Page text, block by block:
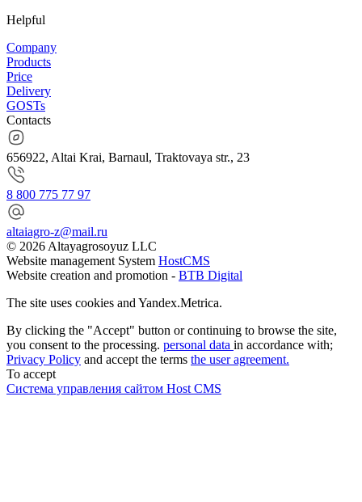
Helpful
Company
Products
Price
Delivery
GOSTs
Contacts
656922, Altai Krai, Barnaul, Traktovaya str., 23
8 800 775 77 97
altaiagro-z@mail.ru
© 2026 Altayagrosoyuz LLC
Website management System HostCMS
Website creation and promotion - BTB Digital
The site uses cookies and Yandex.Metrica.
By clicking the "Accept" button or continuing to browse the site,
you consent to the processing. personal data in accordance with;
Privacy Policy and accept the terms the user agreement.
To accept
Система управления сайтом Host CMS